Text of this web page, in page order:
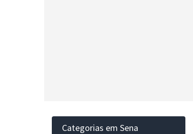
Categorias em Sena